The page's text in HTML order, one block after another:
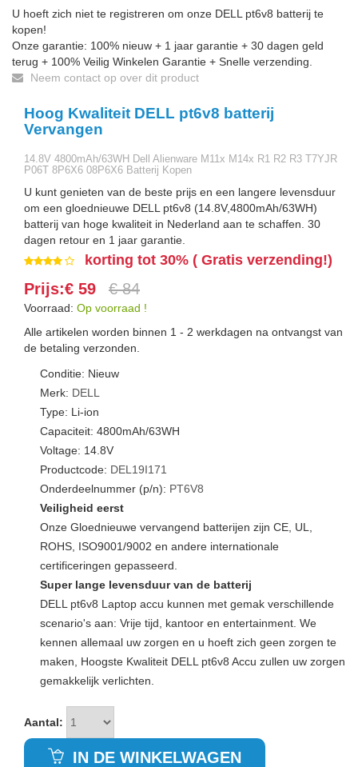
U hoeft zich niet te registreren om onze DELL pt6v8 batterij te
kopen!
Onze garantie: 100% nieuw + 1 jaar garantie + 30 dagen geld
terug + 100% Veilig Winkelen Garantie + Snelle verzending.
Neem contact op over dit product
Hoog Kwaliteit DELL pt6v8 batterij
Vervangen
14.8V 4800mAh/63WH Dell Alienware M11x M14x R1 R2 R3 T7YJR
P06T 8P6X6 08P6X6 Batterij Kopen
U kunt genieten van de beste prijs en een langere levensduur
om een gloednieuwe DELL pt6v8 (14.8V,4800mAh/63WH)
batterij van hoge kwaliteit in Nederland aan te schaffen. 30
dagen retour en 1 jaar garantie.
korting tot 30% ( Gratis verzending!)
Prijs:€ 59 € 84
Voorraad: Op voorraad !
Alle artikelen worden binnen 1 - 2 werkdagen na ontvangst van
de betaling verzonden.
Conditie: Nieuw
Merk: DELL
Type: Li-ion
Capaciteit: 4800mAh/63WH
Voltage: 14.8V
Productcode: DEL19I171
Onderdeelnummer (p/n): PT6V8
Veiligheid eerst
Onze Gloednieuwe vervangend batterijen zijn CE, UL,
ROHS, ISO9001/9002 en andere internationale
certificeringen gepasseerd.
Super lange levensduur van de batterij
DELL pt6v8 Laptop accu kunnen met gemak verschillende
scenario's aan: Vrije tijd, kantoor en entertainment. We
kennen allemaal uw zorgen en u hoeft zich geen zorgen te
maken, Hoogste Kwaliteit DELL pt6v8 Accu zullen uw zorgen
gemakkelijk verlichten.
Aantal:
IN DE WINKELWAGEN